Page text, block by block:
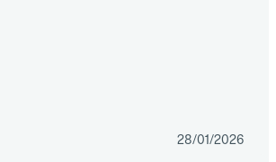
28/01/2026